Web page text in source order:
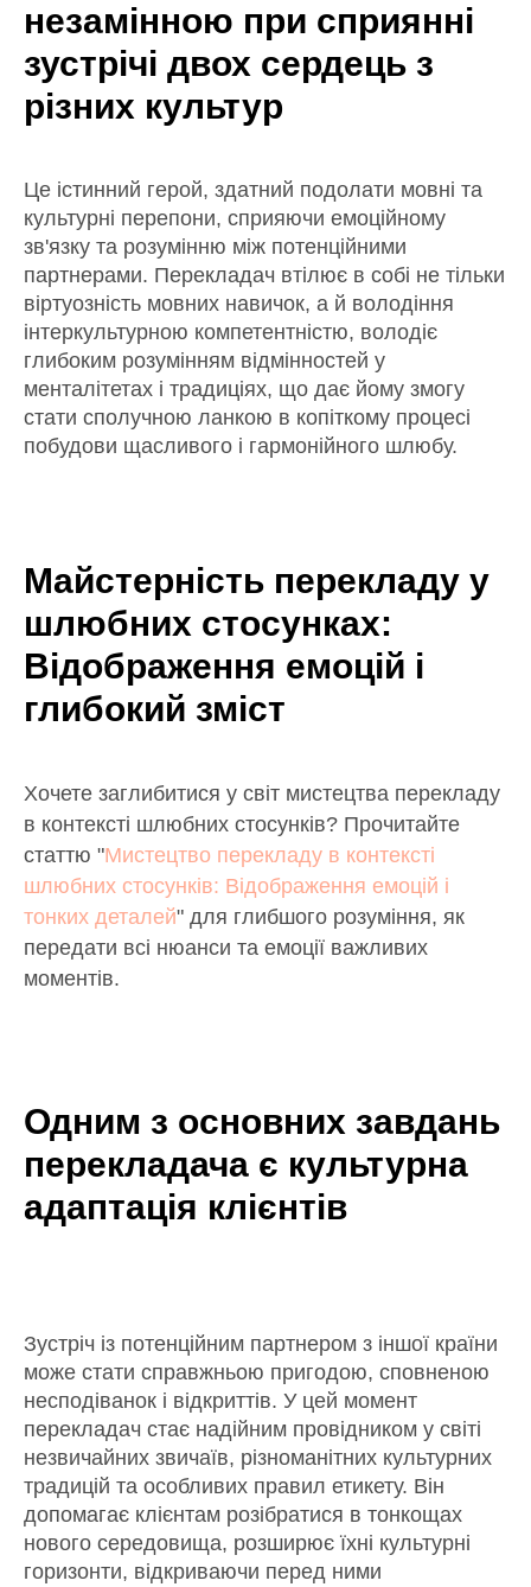
незамінною при сприянні
зустрічі двох сердець з
різних культур
Це істинний герой, здатний подолати мовні та
культурні перепони, сприяючи емоційному
зв'язку та розумінню між потенційними
партнерами. Перекладач втілює в собі не тільки
віртуозність мовних навичок, а й володіння
інтеркультурною компетентністю, володіє
глибоким розумінням відмінностей у
менталітетах і традиціях, що дає йому змогу
стати сполучною ланкою в копіткому процесі
побудови щасливого і гармонійного шлюбу.
Майстерність перекладу у
шлюбних стосунках:
Відображення емоцій і
глибокий зміст
Хочете заглибитися у світ мистецтва перекладу
в контексті шлюбних стосунків? Прочитайте
статтю "Мистецтво перекладу в контексті
шлюбних стосунків: Відображення емоцій і
тонких деталей" для глибшого розуміння, як
передати всі нюанси та емоції важливих
моментів.
Одним з основних завдань
перекладача є культурна
адаптація клієнтів
Зустріч із потенційним партнером з іншої країни
може стати справжньою пригодою, сповненою
несподіванок і відкриттів. У цей момент
перекладач стає надійним провідником у світі
незвичайних звичаїв, різноманітних культурних
традицій та особливих правил етикету. Він
допомагає клієнтам розібратися в тонкощах
нового середовища, розширює їхні культурні
горизонти, відкриваючи перед ними